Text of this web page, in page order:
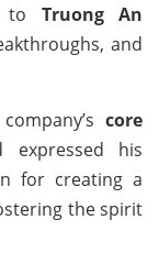
to Truong An
and
core
expressed his
for creating a
the spirit